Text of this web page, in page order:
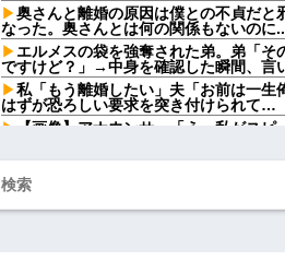
奥さんと離婚の原因は僕との不貞だと
なった。奥さんとは何の関係もないのに
エルメスの袋を強奪された弟。弟「
ですけど？」→中身を確認した瞬間、言
私「もう離婚したい」夫「お前は一
はずが恐ろしい要求を突き付けられて…
【画像】アナウンサー「え、私がス
「いきなりステーキ」の反対ｗｗｗｗ
色々副業に手を出したけど、結局残業
【画像】ワイ「アルファードいいな
りな！」ワイ「金額おかしくね？」←お
【速報】へずまりゅうさん、完全に